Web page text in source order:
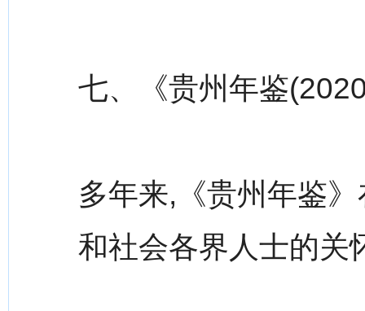
七、《贵州年鉴
多年来,《贵州年鉴
和社会各界人士的关